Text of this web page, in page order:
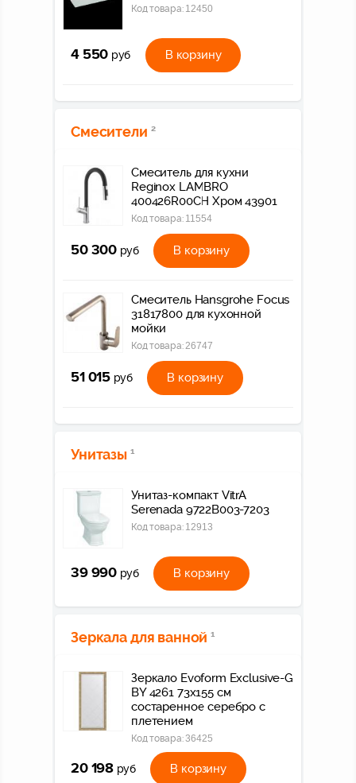
Код товара: 12450
4 550 руб В корзину
Смесители 2
Смеситель для кухни
Reginox LAMBRO
400426R00CH Хром 43901
Код товара: 11554
50 300 руб В корзину
Смеситель Hansgrohe Focus
31817800 для кухонной
мойки
Код товара:26747
51 015 руб В корзину
Унитазы 1
Унитаз-компакт VitrA
Serenada 9722B003-7203
Код товара: 12913
39 990 руб В корзину
Зеркала для ванной 1
Зеркало Evoform Exclusive-G
BY 4261 73x155 см
состаренное серебро с
плетением
Код товара:36425
20 198 руб В корзину